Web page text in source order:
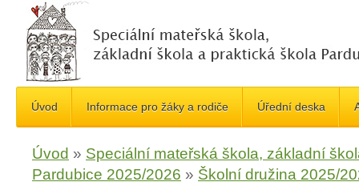
Úvod Informace pro žáky a rodiče Úřední deska
Úvod » Speciální mateřská škola, základní
Pardubice 2025/2026 » Školní družina 2025/